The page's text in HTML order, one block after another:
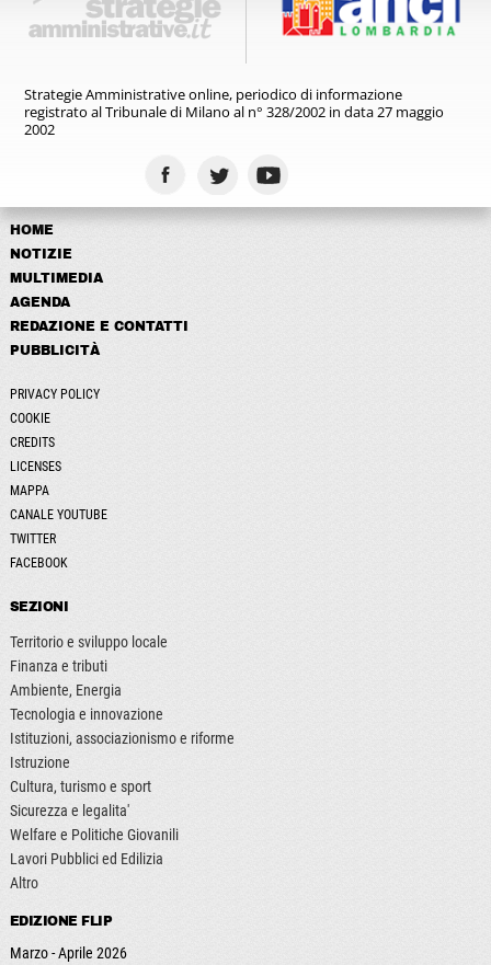
Strategie Amministrative online, periodico di informazione
registratoal Tribunale di Milano al n° 328/2002 in data 27 maggio
2002
HOME
NOTIZIE
MULTIMEDIA
AGENDA
REDAZIONE E CONTATTI
PUBBLICITÀ
PRIVACY POLICY
COOKIE
CREDITS
LICENSES
MAPPA
CANALE YOUTUBE
TWITTER
FACEBOOK
SEZIONI
Territorio e sviluppo locale
Finanza e tributi
Ambiente, Energia
Tecnologia e innovazione
Istituzioni, associazionismo e riforme
Istruzione
Cultura, turismo e sport
Sicurezza e legalita'
Welfare e Politiche Giovanili
Lavori Pubblici ed Edilizia
Altro
EDIZIONE FLIP
Marzo - Aprile 2026